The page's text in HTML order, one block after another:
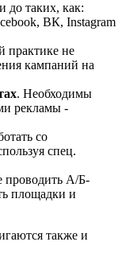
до таких, как:
ВК, Instagram
практике не
кампаний на
. Необходимы
рекламы -
со
спец.
проводить A/Б-
площадки и
также и